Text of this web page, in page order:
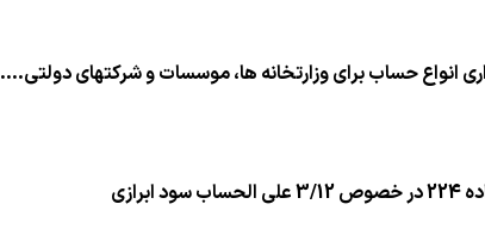
انواع حساب برای وزارتخانه ها، موسسات و شرکتهای دولتی....